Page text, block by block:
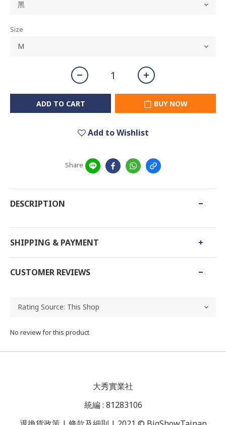
Size
ADD TO CART BUY NOW
Add to Wishlist
Share
DESCRIPTION
SHIPPING & PAYMENT
CUSTOMER REVIEWS
No review for this product
大秀實業社
統編 : 81283106